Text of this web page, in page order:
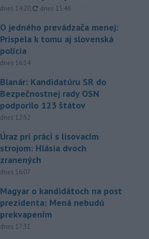
dnes 14:20, aktualizované
dnes 15:46
O jedného prevádzača menej:
Prispela k tomu aj slovenská
polícia
dnes 16:14
Blanár: Kandidatúru SR do
Bezpečnostnej rady OSN
podporilo 123 štátov
dnes 12:52
Úraz pri práci s lisovacím
strojom: Hlásia dvoch
zranených
dnes 16:07
Magyar o kandidátoch na post
prezidenta: Mená nebudú
prekvapením
dnes 17:31